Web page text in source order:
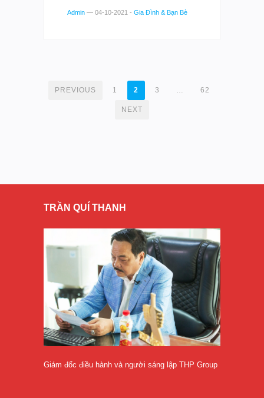
Admin — 04-10-2021 - Gia Đình & Bạn Bè
POSTS
NAVIGATION
PREVIOUS 1 2 3 62
NEXT
TRẦN QUÍ THANH
Giám đốc điều hành và người sáng lập THP Group